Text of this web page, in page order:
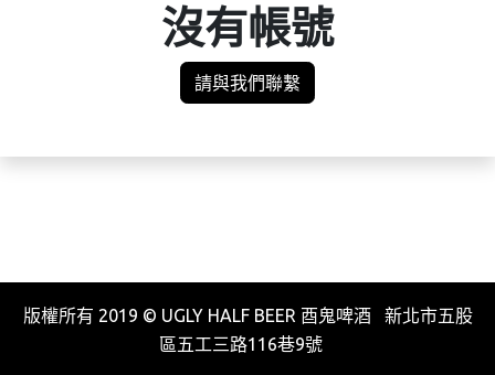
沒有帳號
請與我們聯繫
版權所有 2019 © UGLY HALF BEER 酉鬼啤酒 新北市五股
區五工三路116巷9號